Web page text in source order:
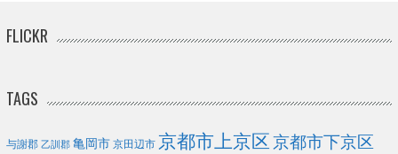
FLICKR
TAGS
与謝郡 乙訓郡 亀岡市 京田辺市 京都市上京区京都市下京区